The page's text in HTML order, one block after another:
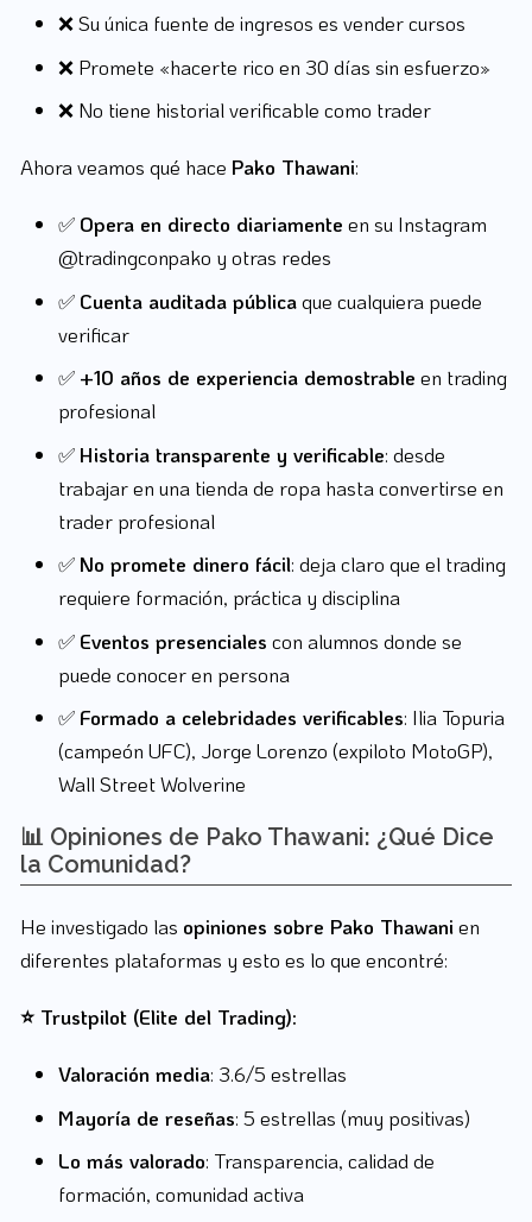
❌ Su única fuente de ingresos es vender cursos
❌ Promete «hacerte rico en 30 días sin esfuerzo»
❌ No tiene historial verificable como trader
Ahora veamos qué hace Pako Thawani:
✅ Opera en directo diariamente en su Instagram
@tradingconpako y otras redes
✅ Cuenta auditada públicaque cualquiera puede
verificar
✅ +10 años de experiencia demostrable en trading
profesional
✅ Historia transparente y verificable: desde
trabajar en una tienda de ropa hasta convertirse en
trader profesional
✅ No promete dinero fácil: deja claro que el trading
requiere formación, práctica y disciplina
✅ Eventos presenciales con alumnos donde se
puede conocer en persona
✅ Formado a celebridades verificables: Ilia Topuria
(campeón UFC), Jorge Lorenzo (expiloto MotoGP),
Wall Street Wolverine
📊 Opiniones de Pako Thawani: ¿Qué Dice
la Comunidad?
He investigado las opiniones sobre Pako Thawanien
diferentes plataformas y esto es lo que encontré:
⭐ Trustpilot (Elite del Trading):
Valoración media: 3.6/5 estrellas
Mayoría de reseñas: 5 estrellas (muy positivas)
Lo más valorado: Transparencia, calidad de
formación, comunidad activa